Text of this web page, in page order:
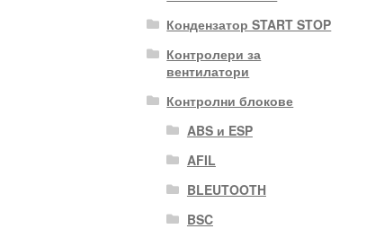
Кондензатор START STOP
Контролери за
вентилатори
Контролни блокове
ABS и ESP
AFIL
BLEUTOOTH
BSC